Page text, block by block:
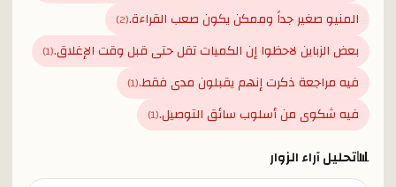
المنيو صغير جداً وممكن يكون صعب القراءة.(
2
)
بعض الزباين لاحظوا إن الكميات تقل حتى قبل وقت الإغلاق.(
1
)
فيه مراجعة ذكرت إنهم يقبلون مدى فقط.(
1
)
فيه شكوى من أسلوب سائق التوصيل.(
1
)
📊تحليل آراء الزوار